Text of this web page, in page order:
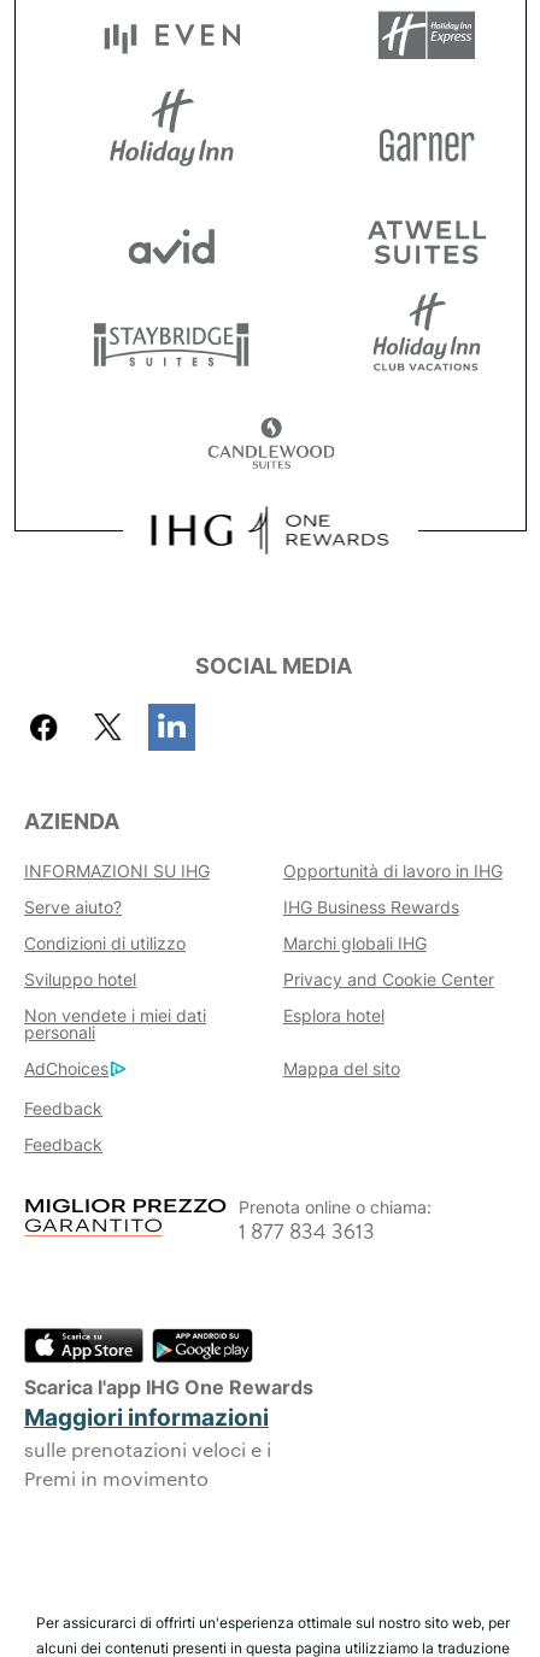
SOCIAL MEDIA
AZIENDA
INFORMAZIONI SU IHG
Opportunità di lavoro in IHG
Serve aiuto?
IHG Business Rewards
Condizioni di utilizzo
Marchi globali IHG
Sviluppo hotel
Privacy and Cookie Center
Non vendete i miei dati
personali
Esplora hotel
AdChoices
Mappa del sito
Feedback
Feedback
Prenota online o chiama:
1 877 834 3613
Scarica l'app IHG One Rewards
Maggiori informazioni
sulle prenotazioni veloci e i
Premi in movimento
Per assicurarci di offrirti un'esperienza ottimale sul nostro sito web, per
alcuni dei contenuti presenti in questa pagina utilizziamo la traduzione